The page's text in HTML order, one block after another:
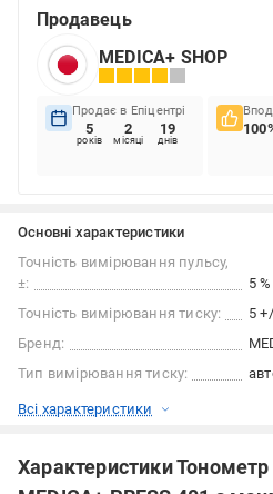
Продавець
MEDICA+ SHOP
Продає в Епіцентрі
5
років
2
місяці
19
днів
Основні характеристики
Точність вимірювання пульсу,
±:
5 %
Точність вимірювання тиску:
5
Бренд:
Тип вимірювання тиску:
Всі характеристики
Характеристики